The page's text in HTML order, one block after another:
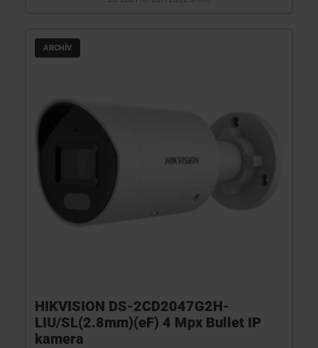
ARCHÍV
HIKVISION DS-2CD2047G2H-
LIU/SL(2.8mm)(eF) 4 Mpx Bullet IP
kamera